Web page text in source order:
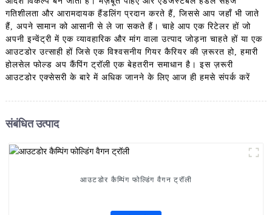
गतिशीलता और आरामदायक हैंडलिंग प्रदान करते हैं, जिससे आप जहाँ भी जाते
हैं, अपने सामान को आसानी से ले जा सकते हैं। चाहे आप एक रिटेलर हों जो
अपनी इन्वेंट्री में एक व्यावहारिक और मांग वाला उत्पाद जोड़ना चाहते हों या एक
आउटडोर उत्साही हों जिसे एक विश्वसनीय गियर कैरियर की ज़रूरत हो, हमारी
होलसेल फोल्ड अप कैंपिंग ट्रॉली एक बेहतरीन समाधान है। इस ज़रूरी
आउटडोर एक्सेसरी के बारे में अधिक जानने के लिए आज ही हमसे संपर्क करें
संबंधित उत्पाद
आउटडोर कैम्पिंग फोल्डिंग वैगन ट्रॉली